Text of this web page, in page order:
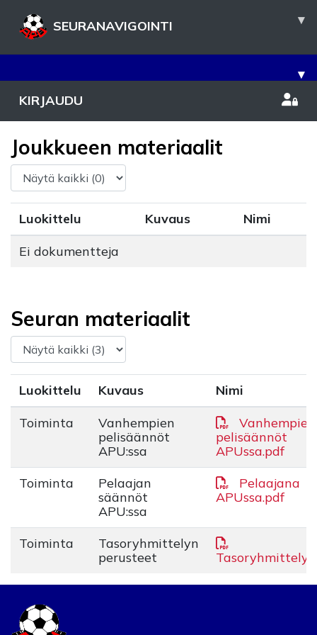
SEURANAVIGOINTI ▾
▾
KIRJAUDU
Joukkueen materiaalit
Luokittelu Kuvaus
Nimi
Ei dokumentteja
Seuran materiaalit
Luokittelu Kuvaus
Nimi
Toiminta
Vanhempien
pelisäännöt
APU:ssa
Vanhempien
pelisäännöt
APUssa.pdf
Toiminta
Pelaajan
säännöt
APU:ssa
Pelaajana
APUssa.pdf
Toiminta
Tasoryhmittelyn
perusteet